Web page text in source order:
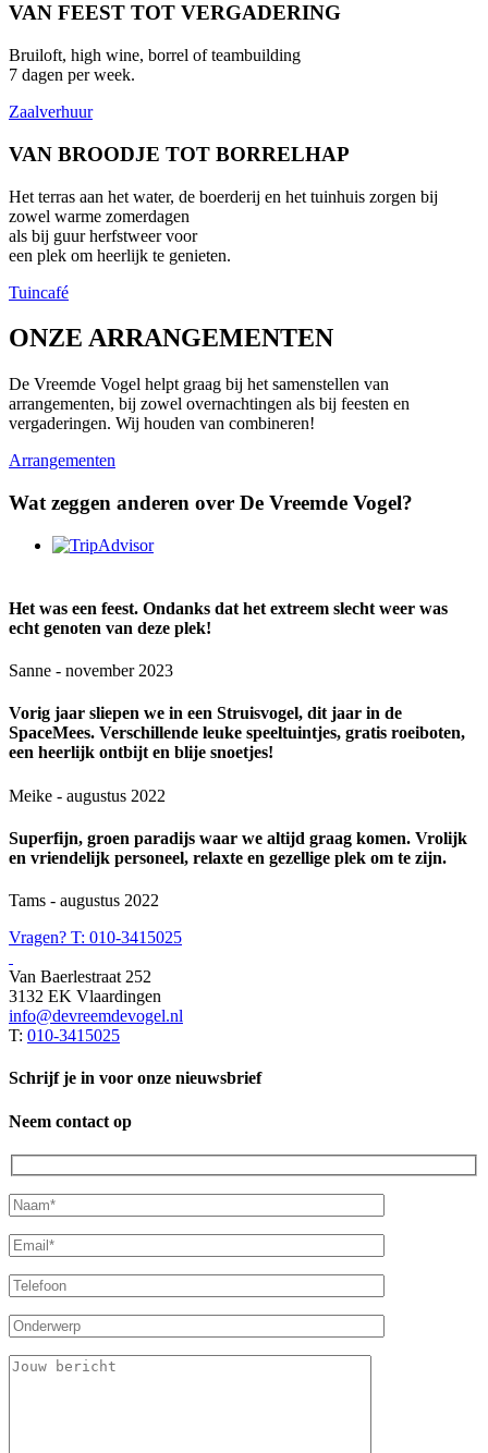
VAN FEEST TOT VERGADERING
Bruiloft, high wine, borrel of teambuilding
7 dagen per week.
Zaalverhuur
VAN BROODJE TOT BORRELHAP
Het terras aan het water, de boerderij en het tuinhuis zorgen bij
zowel warme zomerdagen
als bij guur herfstweer voor
een plek om heerlijk te genieten.
Tuincafé
ONZE ARRANGEMENTEN
De Vreemde Vogel helpt graag bij het samenstellen van
arrangementen, bij zowel overnachtingen als bij feesten en
vergaderingen. Wij houden van combineren!
Arrangementen
Wat zeggen anderen over De Vreemde Vogel?
Het was een feest. Ondanks dat het extreem slecht weer was
echt genoten van deze plek!
Sanne - november 2023
Vorig jaar sliepen we in een Struisvogel, dit jaar in de
SpaceMees. Verschillende leuke speeltuintjes, gratis roeiboten,
een heerlijk ontbijt en blije snoetjes!
Meike - augustus 2022
Superfijn, groen paradijs waar we altijd graag komen. Vrolijk
en vriendelijk personeel, relaxte en gezellige plek om te zijn.
Tams - augustus 2022
Vragen? T: 010-3415025
Van Baerlestraat 252
3132 EK Vlaardingen
info@devreemdevogel.nl
T: 010-3415025
Schrijf je in voor onze nieuwsbrief
Neem contact op